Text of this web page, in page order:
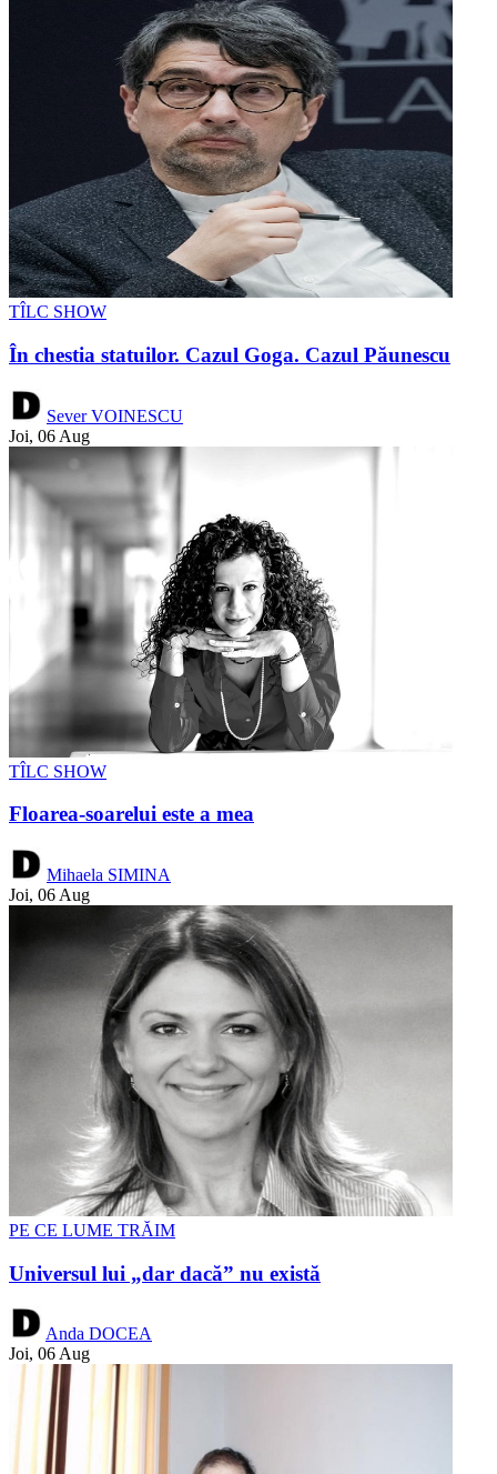
TÎLC SHOW
În chestia statuilor. Cazul Goga. Cazul Păunescu
Sever VOINESCU
Joi, 06 Aug
TÎLC SHOW
Floarea-soarelui este a mea
Mihaela SIMINA
Joi, 06 Aug
PE CE LUME TRĂIM
Universul lui „dar dacă” nu există
Anda DOCEA
Joi, 06 Aug